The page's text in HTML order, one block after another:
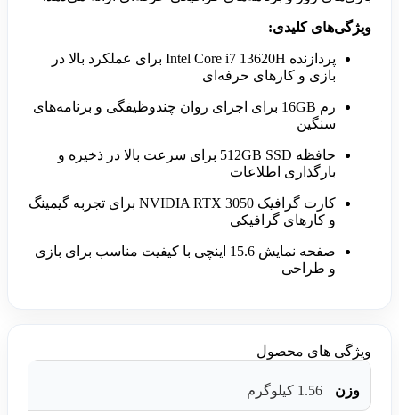
ویژگی‌های کلیدی:
پردازنده Intel Core i7 13620H برای عملکرد بالا در
بازی و کارهای حرفه‌ای
رم 16GB برای اجرای روان چندوظیفگی و برنامه‌های
سنگین
حافظه 512GB SSD برای سرعت بالا در ذخیره و
بارگذاری اطلاعات
کارت گرافیک NVIDIA RTX 3050 برای تجربه گیمینگ
و کارهای گرافیکی
صفحه نمایش 15.6 اینچی با کیفیت مناسب برای بازی
و طراحی
ویژگی های محصول
وزن 1.56 کیلوگرم